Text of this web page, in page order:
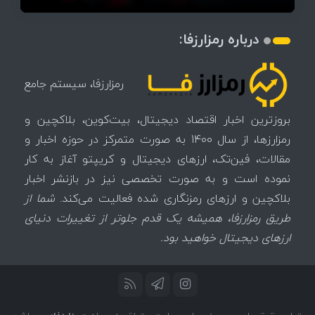
درباره رمزارزفا:
رمزارزفا، سیستم جامع
بروزترین اخبار اقتصاد دیجیتال، بیت‌کوین، بلاکچین و
رمزارزها، از سال 1400 به صورت متمرکز در حوزه اخبار و
مقالات، فین‌تک، ارزهای‌ دیجیتال و کریپتو آغاز به کار
نموده است و به صورت تخصصی نیز در بازنشر اخبار
بلاکچین و ارزهای رمزنگاری شده فعالیت می‌کند.شما از
طریق رمزارزفا، همیشه یک قدم جلوتر از تغییرات دنیای
ارزهای دیجیتال خواهید بود.